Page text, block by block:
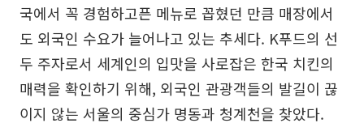
국에서 꼭 경험하고픈 메뉴로 꼽혔던 만큼 매장에서
도 외국인 수요가 늘어나고 있는 추세다. K푸드의 선
두 주자로서 세계인의 입맛을 사로잡은 한국 치킨의
매력을 확인하기 위해, 외국인 관광객들의 발길이 끊
이지 않는 서울의 중심가 명동과 청계천을 찾았다.